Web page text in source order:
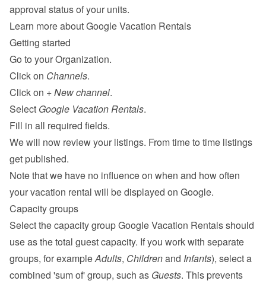
approval status of your units.
Learn more about Google Vacation Rentals
Getting started
Go to your Organization.
Click on Channels.
Click on + New channel.
Select Google Vacation Rentals.
Fill in all required fields.
We will now review your listings. From time to time listings
get published.
Note that we have no influence on when and how often
your vacation rental will be displayed on Google.
Capacity groups
Select the capacity group Google Vacation Rentals should
use as the total guest capacity. If you work with separate
groups, for example Adults, Children and Infants), select a
combined 'sum of' group, such as Guests. This prevents